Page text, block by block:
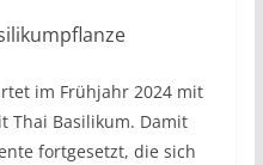
im Frühjahr 2024 mit
Thai Basilikum. Damit
fortgesetzt, die sich